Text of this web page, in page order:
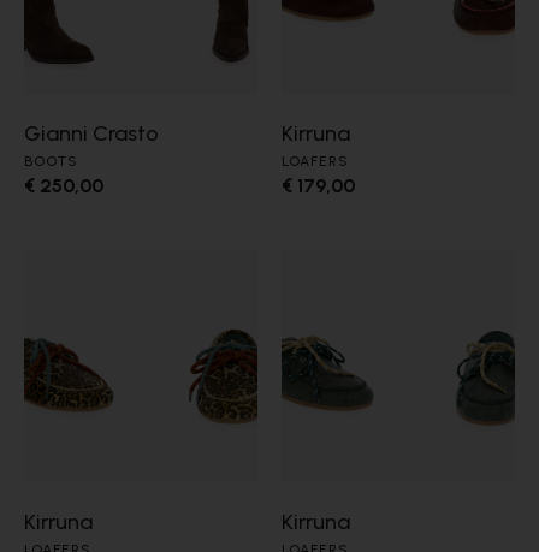
Gianni Crasto
BOOTS
€ 250,00
Kirruna
LOAFERS
€ 179,00
Kirruna Kirruna